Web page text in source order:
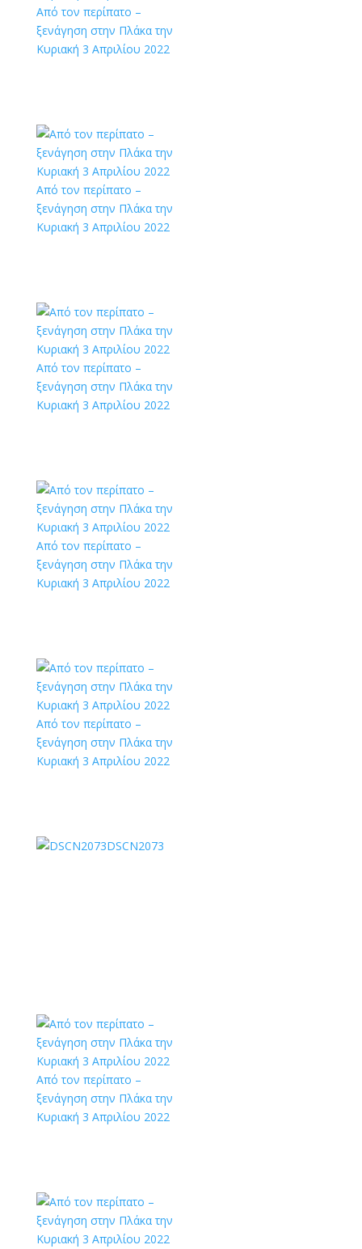
Από τον περίπατο –
ξενάγηση στην Πλάκα την
Κυριακή 3 Απριλίου 2022
Από τον περίπατο –
ξενάγηση στην Πλάκα την
Κυριακή 3 Απριλίου 2022
Από τον περίπατο –
ξενάγηση στην Πλάκα την
Κυριακή 3 Απριλίου 2022
Από τον περίπατο –
ξενάγηση στην Πλάκα την
Κυριακή 3 Απριλίου 2022
Από τον περίπατο –
ξενάγηση στην Πλάκα την
Κυριακή 3 Απριλίου 2022
DSCN2073
Από τον περίπατο –
ξενάγηση στην Πλάκα την
Κυριακή 3 Απριλίου 2022